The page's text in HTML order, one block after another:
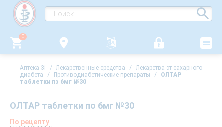
0
Аптека 3i / Лекарственные средства / Лекарства от сахарного
диабета
/ Противодиабетические препараты /
ОЛТАР
таблетки по 6мг №30
ОЛТАР таблетки по 6мг №30
По рецепту